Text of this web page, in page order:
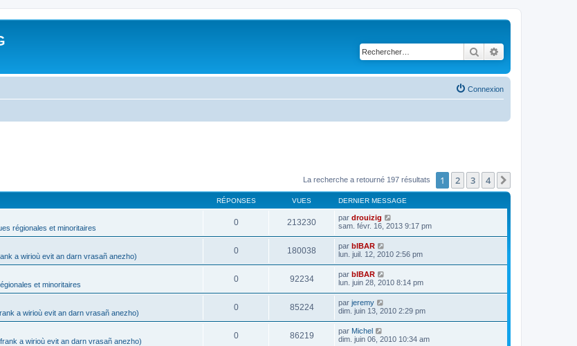
Rechercher
Connexion
La recherche a retourné 197 résultats 1 2 3 4
RÉPONSES VUES DERNIER MESSAGE
régionales et minoritaires
0 213230 par drouizig
sam. févr. 16, 2013 9:17 pm
a wirioù evit an darn vrasañ anezho)
0 180038 par bIBAR
lun. juil. 12, 2010 2:56 pm
et minoritaires
0 92234 par bIBAR
lun. juin 28, 2010 8:14 pm
a wirioù evit an darn vrasañ anezho)
0 85224 par jeremy
dim. juin 13, 2010 2:29 pm
a wirioù evit an darn vrasañ anezho)
0 86219 par Michel
dim. juin 06, 2010 10:34 am